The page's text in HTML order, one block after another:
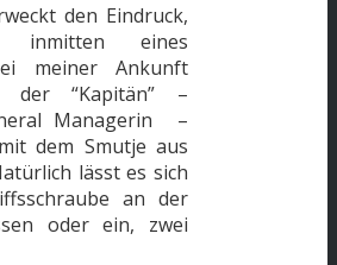
den Eindruck,
eines
meiner Ankunft
“Kapitän” –
Managerin –
dem Smutje aus
lässt es sich
an der
oder ein, zwei